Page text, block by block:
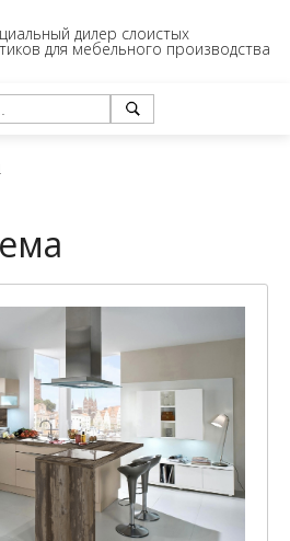
дилер слоистых
для мебельного производства